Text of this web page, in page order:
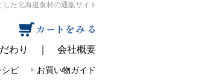
た北海道食材の通販サイト
わり ｜ 会社概要
シピ お買い物ガイド